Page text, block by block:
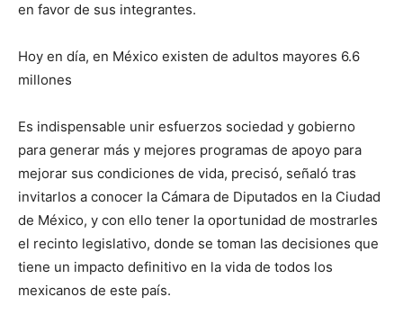
en favor de sus integrantes.
Hoy en día, en México existen de adultos mayores 6.6
millones
Es indispensable unir esfuerzos sociedad y gobierno
para generar más y mejores programas de apoyo para
mejorar sus condiciones de vida, precisó, señaló tras
invitarlos a conocer la Cámara de Diputados en la Ciudad
de México, y con ello tener la oportunidad de mostrarles
el recinto legislativo, donde se toman las decisiones que
tiene un impacto definitivo en la vida de todos los
mexicanos de este país.